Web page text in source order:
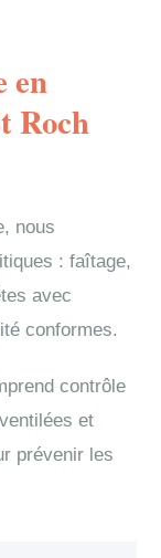
en
Roch
nous
: faîtage,
avec
conformes.
contrôle
et
prévenir les